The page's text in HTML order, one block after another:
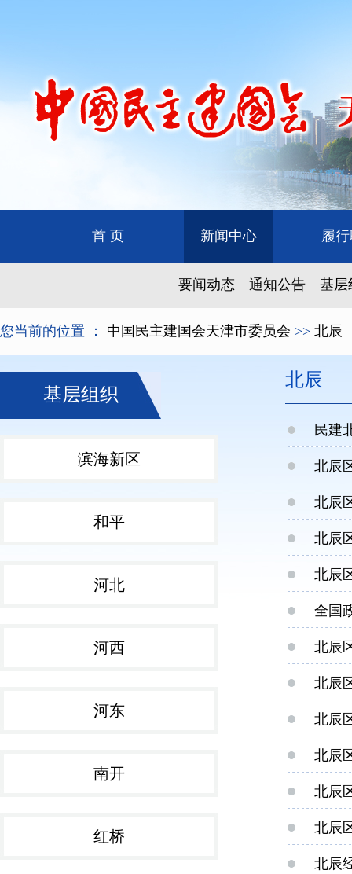
首 页 新闻中心 履
要闻动态 通知公告 基层
您当前的位置 ： 中国民主建国会天津市委员会 >> 北辰
基层组织
滨海新区
和平
河北
河西
河东
南开
红桥
北辰
民建
北辰
北辰
北辰
北辰
全国
北辰
北辰
北辰
北辰
北辰
北辰
北辰